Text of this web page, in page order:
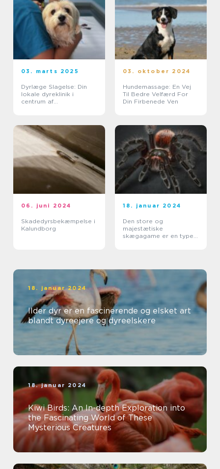
03. marts 2025
Dyrlæge Slagelse: Din
lokale dyreklinik i
centrum af
03. oktober 2024
Hundemassage: En Vej
Til Bedre Velfærd For
Din Firbenede Ven
06. juni 2024
Skadedyrsbekæmpelse i
Kalundborg
18. januar 2024
Den store og
majestætiske
skægagame er en type
18. januar 2024
Ilder dyr er en fascinerende og elsket art
blandt dyreejere og dyreelskere
18. januar 2024
Kiwi Birds: An In-depth Exploration into
the Fascinating World of These
Mysterious Creatures